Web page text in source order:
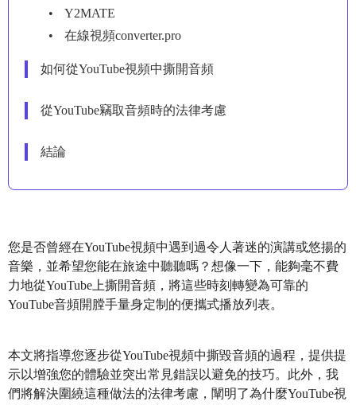
Y2MATE
在線視頻converter.pro
如何從YouTube視頻中撕開音頻
從YouTube竊取音頻時的法律考慮
結論
您是否曾經在YouTube視頻中遇到過令人著迷的演講或悠揚的
音樂，並希望您能在旅途中聽聽嗎？想像一下，能夠毫不費
力地從YouTube上撕開音頻，將這些時刻轉變為可靠的
YouTube音頻開膛手量身定制的便攜式播放列表。
本文將指導您逐步從YouTube視頻中撕毀音頻的過程，提供提
示以增強您的體驗並突出常見錯誤以避免的技巧。此外，我
們將解決圍繞這種做法的法律考慮，闡明了為什麼YouTube視